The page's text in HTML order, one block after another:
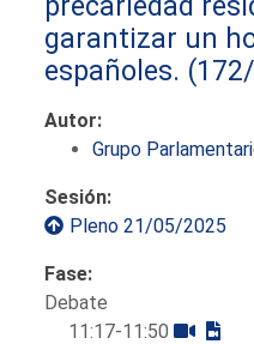
garantizar un
españoles.
Autor:
Grupo
Sesión:
Pleno 21/05/2025
Fase:
Debate
11:17-11:50